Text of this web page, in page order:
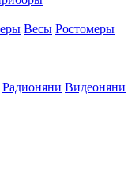
Весы Ростомеры
Радионяни Видеоняни